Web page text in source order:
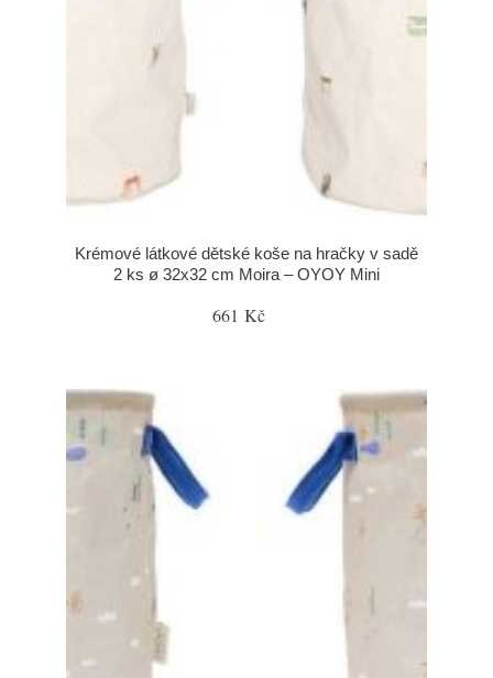
Krémové látkové dětské koše na hračky v sadě
2 ks ø 32x32 cm Moira – OYOY Mini
661 Kč